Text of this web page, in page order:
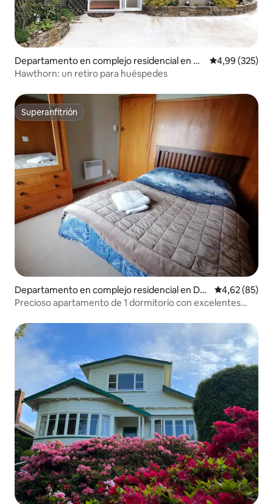
Departamento en complejo residencial en D
unedin
Calificación
4,99 (325)
Hawthorn: un retiro para huéspedes
Superanfitrión
Superanfitrión
Departamento en complejo residencial en Du
nedin
Calificación
4,62 (85)
Precioso apartamento de 1 dormitorio con excelentes